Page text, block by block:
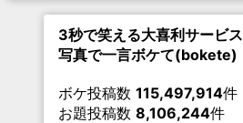
3秒で笑える大喜利サービス
写真で一言ボケて(bokete)
ボケ投稿数 115,497,914件
お題投稿数 8,106,244件